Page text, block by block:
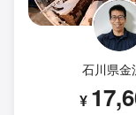
石川県金
¥